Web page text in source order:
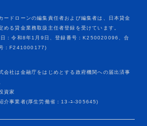
ードローンの編集責任者および編集者は、日本貸金
める貸金業務取扱主任者登録を受けています。
：令和8年1月9日、登録番号：K250020096、合
：F241000177)
会社は金融庁をはじめとする政府機関への届出済事
資家
介事業者(厚生労働省：13-ﾕ-305645)